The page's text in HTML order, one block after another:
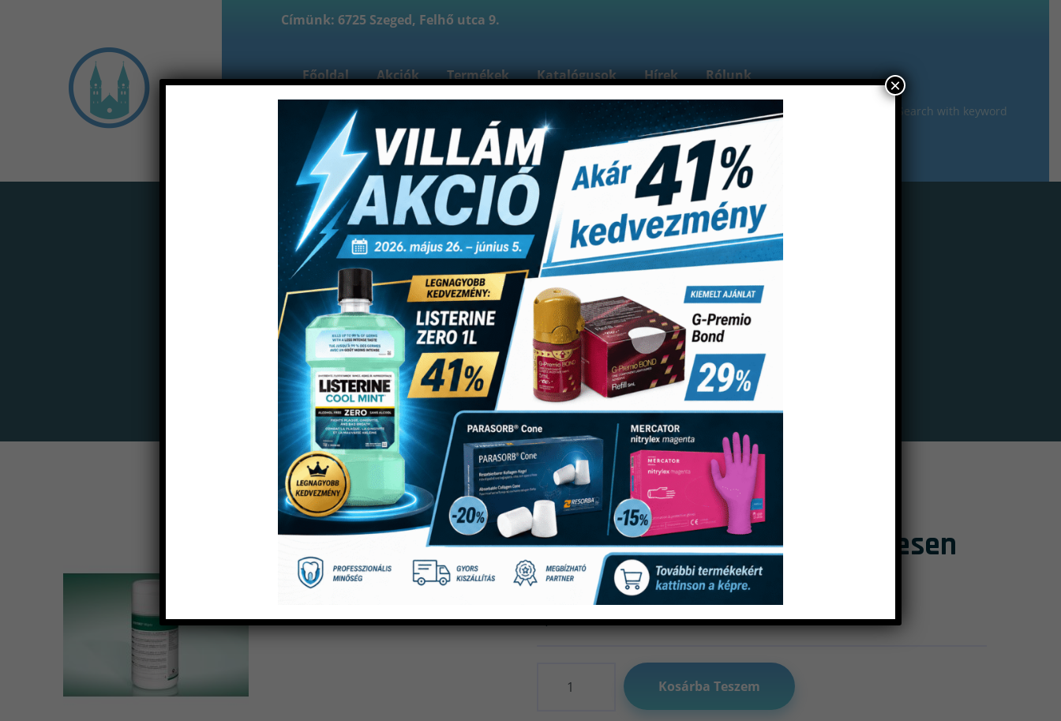
Címünk: 6725 Szeged, Felhő utca 9.
Főoldal Akciók Termékek Katalógusok Hírek Rólunk
Partnereink Kapcsolat Bejelentkezés Fiókom Regisztráció
Shop
Termékek Fertőtlenítés Felületfertőtlenítők Dentiro kendőhoz doboz üresen
Dentiro Kendőhoz Doboz Üresen
(0)
1,260Ft
Kosárba Teszem
×